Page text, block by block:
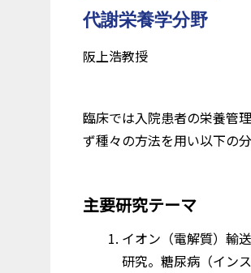
代謝栄養学分野
阪上浩教授
臨床では入院患者の栄養管
ず種々の方法を用い以下の
主要研究テーマ
イオン（電解質）輸
研究。糖尿病（イン